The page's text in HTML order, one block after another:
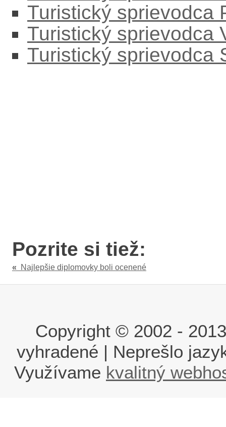
Turistický sprievodca
Turistický sprievodca
Turistický sprievodca
Pozrite si tiež:
« Najlepšie diplomovky boli ocenené
Copyright © 2002 -
vyhradené | Neprešlo
Využívame kvalitný